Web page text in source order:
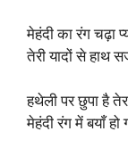
मेहंदी का रंग चढ़ा
तेरी यादों से हाथ
हथेली पर छुपा है
मेहंदी रंग में बयाँ